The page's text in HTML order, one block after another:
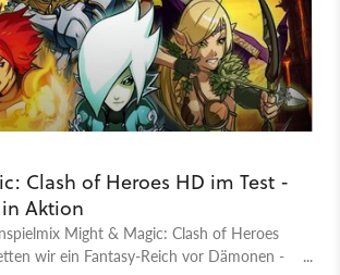
Clash of Heroes HD im Test -
Aktion
Might & Magic: Clash of Heroes
wir ein Fantasy-Reich vor Dämonen -